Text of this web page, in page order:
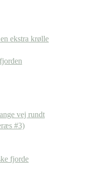
ekstra krølle
vej rundt
#3)
fjorde